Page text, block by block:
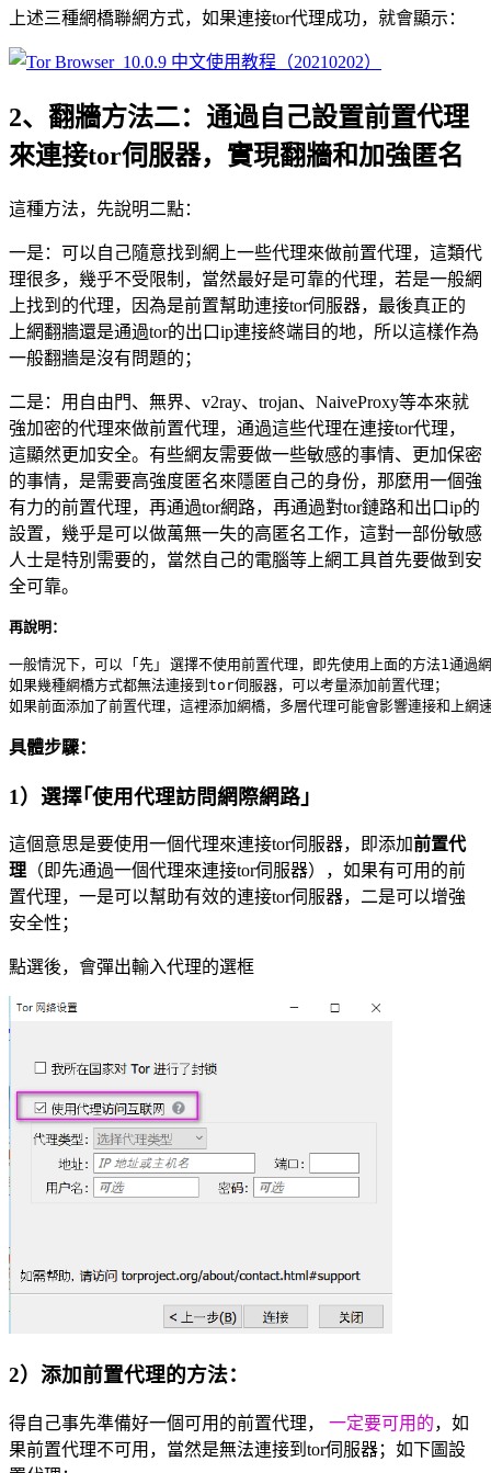
上述三種網橋聯網方式，如果連接tor代理成功，就會顯示：
2、翻牆方法二：通過自己設置前置代理
來連接tor伺服器，實現翻牆和加強匿名
這種方法，先說明二點：
一是：可以自己隨意找到網上一些代理來做前置代理，這類代
理很多，幾乎不受限制，當然最好是可靠的代理，若是一般網
上找到的代理，因為是前置幫助連接tor伺服器，最後真正的
上網翻牆還是通過tor的出口ip連接終端目的地，所以這樣作為
一般翻牆是沒有問題的；
二是：用自由門、無界、v2ray、trojan、NaiveProxy等本來就
強加密的代理來做前置代理，通過這些代理在連接tor代理，
這顯然更加安全。有些網友需要做一些敏感的事情、更加保密
的事情，是需要高強度匿名來隱匿自己的身份，那麼用一個強
有力的前置代理，再通過tor網路，再通過對tor鏈路和出口ip的
設置，幾乎是可以做萬無一失的高匿名工作，這對一部份敏感
人士是特別需要的，當然自己的電腦等上網工具首先要做到安
全可靠。
再說明：
一般情況下，可以 ｢先｣ 選擇不使用前置代理，即先使用上面的方法1通過
如果幾種網橋方式都無法連接到tor伺服器，可以考量添加前置代理；
具體步驟：
1）選擇｢使用代理訪問網際網路｣
這個意思是要使用一個代理來連接tor伺服器，即添加前置代
理 （即先通過一個代理來連接tor伺服器），如果有可用的前
置代理，一是可以幫助有效的連接tor伺服器，二是可以增強
安全性；
點選後，會彈出輸入代理的選框
2）添加前置代理的方法：
得自己事先準備好一個可用的前置代理， 一定要可用的，如
果前置代理不可用，當然是無法連接到tor伺服器；如下圖設